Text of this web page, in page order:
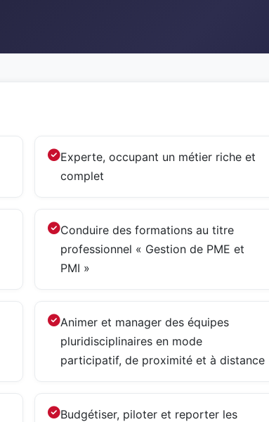
Experte, occupant un métier riche et
complet
Conduire des formations au titre
professionnel « Gestion de PME et
PMI »
Animer et manager des équipes
pluridisciplinaires en mode
participatif, de proximité et à distance
Budgétiser, piloter et reporter les